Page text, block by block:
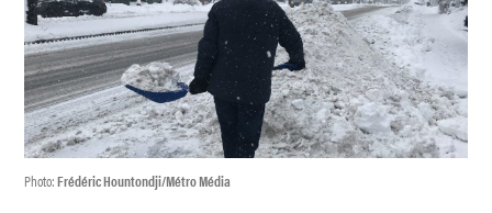
Photo:Frédéric Hountondji/Métro Média